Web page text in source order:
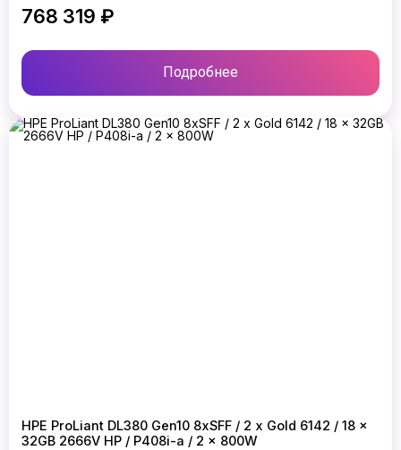
768 319 ₽
Подробнее
HPE ProLiant DL380 Gen10 8xSFF / 2 x Gold 6142 / 18 x
32GB 2666V HP / P408i-a / 2 x 800W